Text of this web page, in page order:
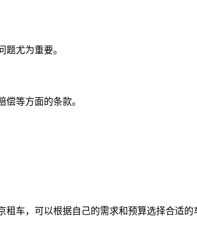
尤为重要。
等方面的条款。
车，可以根据自己的需求和预算选择合适